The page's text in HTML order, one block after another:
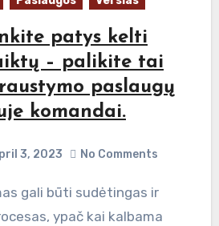
patys kelti
– palikite tai
paslaugų
komandai.
3, 2023 No Comments
ypač kai kalbama